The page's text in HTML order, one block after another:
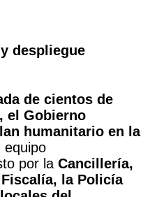
despliegue
de cientos de
el Gobierno
humanitario en la
equipo
por la Cancillería,
la Policía